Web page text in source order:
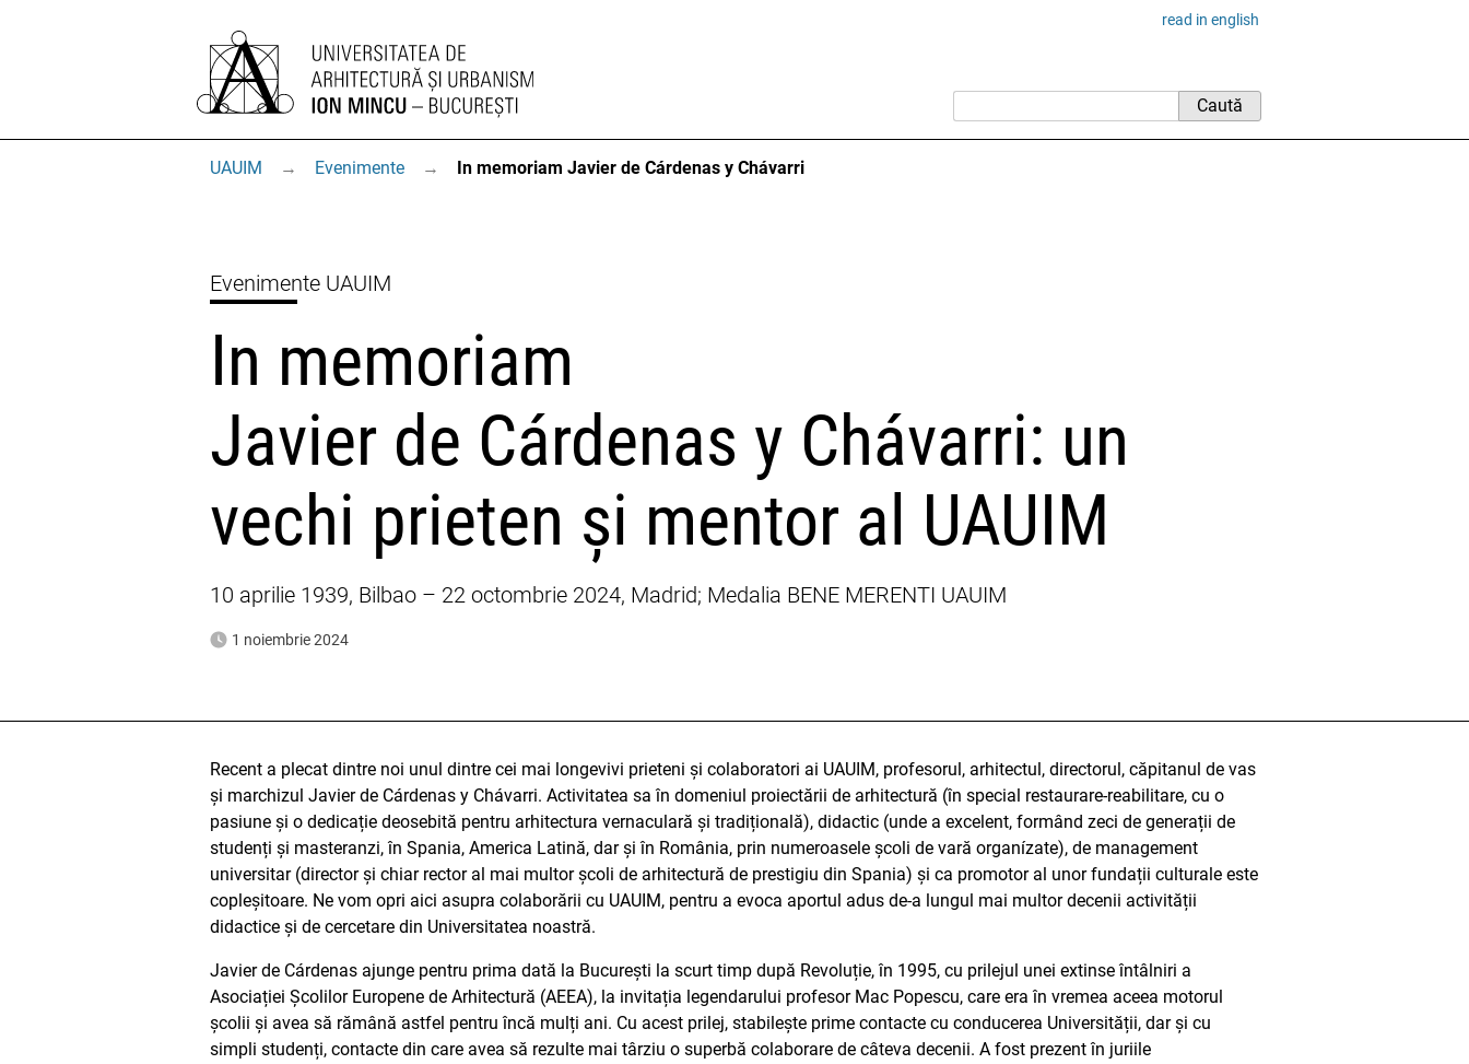
read in english
UAUIM → Evenimente → In memoriam Javier de Cárdenas y Chávarri
Evenimente UAUIM
In memoriam
Javier de Cárdenas y Chávarri: un
vechi prieten și mentor al UAUIM
10 aprilie 1939, Bilbao – 22 octombrie 2024, Madrid; Medalia BENE MERENTI UAUIM
1 noiembrie 2024
Recent a plecat dintre noi unul dintre cei mai longevivi prieteni și colaboratori ai UAUIM, profesorul, arhitectul, directorul, căpitanul de vas
și marchizul Javier de Cárdenas y Chávarri. Activitatea sa în domeniul proiectării de arhitectură (în special restaurare-reabilitare, cu o
pasiune și o dedicație deosebită pentru arhitectura vernaculară și tradițională), didactic (unde a excelent, formând zeci de generații de
studenți și masteranzi, în Spania, America Latină, dar și în România, prin numeroasele școli de vară organízate), de management
universitar (director și chiar rector al mai multor școli de arhitectură de prestigiu din Spania) și ca promotor al unor fundații culturale este
copleșitoare. Ne vom opri aici asupra colaborării cu UAUIM, pentru a evoca aportul adus de-a lungul mai multor decenii activității
didactice și de cercetare din Universitatea noastră.
Javier de Cárdenas ajunge pentru prima dată la București la scurt timp după Revoluție, în 1995, cu prilejul unei extinse întâlniri a
Asociației Școlilor Europene de Arhitectură (AEEA), la invitația legendarului profesor Mac Popescu, care era în vremea aceea motorul
școlii și avea să rămână astfel pentru încă mulți ani. Cu acest prilej, stabilește prime contacte cu conducerea Universității, dar și cu
simpli studenți, contacte din care avea să rezulte mai târziu o superbă colaborare de câteva decenii. A fost prezent în juriile